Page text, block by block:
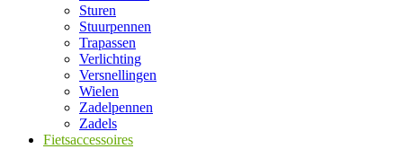
Sturen
Stuurpennen
Trapassen
Verlichting
Versnellingen
Wielen
Zadelpennen
Zadels
Fietsaccessoires